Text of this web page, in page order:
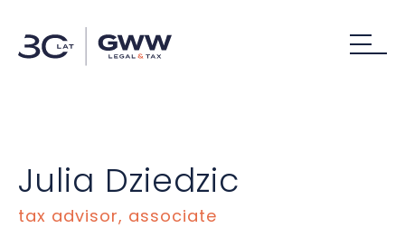
Julia Dziedzic
tax advisor, associate